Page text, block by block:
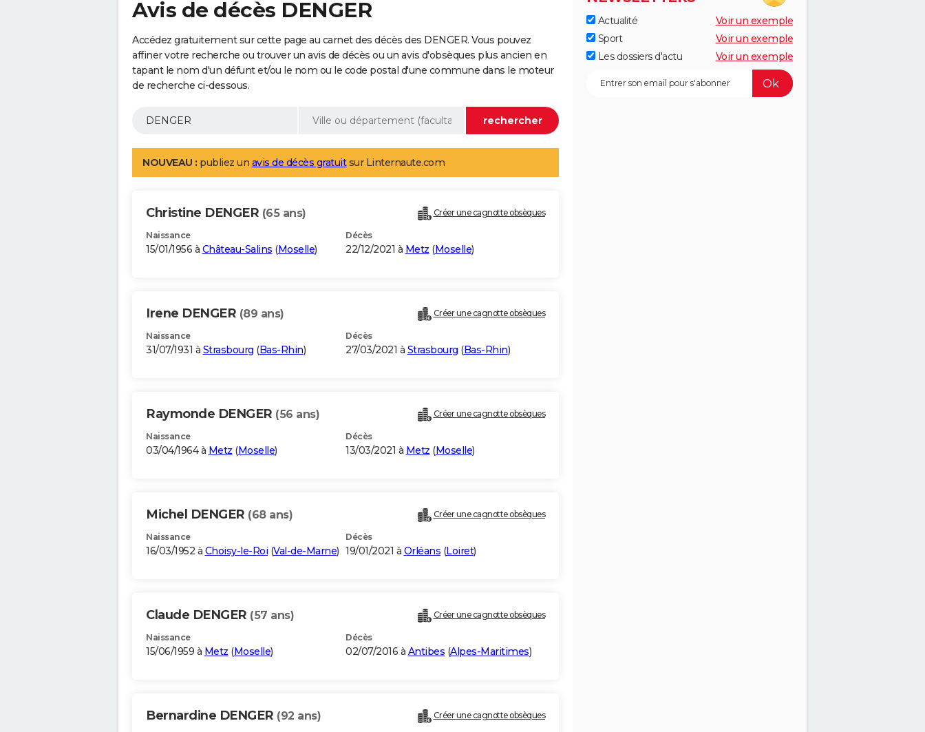
Avis de décès DENGER
Accédez gratuitement sur cette page au carnet des décès des DENGER. Vous pouvez
affiner votre recherche ou trouver un avis de décès ou un avis d'obsèques plus ancien en
tapant le nom d'un défunt et/ou le nom ou le code postal d'une commune dans le moteur
de recherche ci-dessous.
NOUVEAU : publiez un avis de décès gratuitsur Linternaute.com
Christine DENGER (65 ans) Créer une cagnotte obsèques
Naissance
15/01/1956 à Château-Salins (Moselle)
Décès
22/12/2021 à Metz (Moselle)
Irene DENGER (89 ans) Créer une cagnotte obsèques
Naissance
31/07/1931 à Strasbourg (Bas-Rhin)
Décès
27/03/2021 à Strasbourg (Bas-Rhin)
Raymonde DENGER (56 ans) Créer une cagnotte obsèques
Naissance
03/04/1964 à Metz (Moselle)
Décès
13/03/2021 à Metz (Moselle)
Michel DENGER (68 ans) Créer une cagnotte obsèques
Naissance
16/03/1952 à Choisy-le-Roi (Val-de-Marne)
Décès
19/01/2021 à Orléans (Loiret)
Claude DENGER (57 ans) Créer une cagnotte obsèques
Naissance
15/06/1959 à Metz (Moselle)
Décès
02/07/2016 à Antibes (Alpes-Maritimes)
Bernardine DENGER (92 ans) Créer une cagnotte obsèques
Actualité
Voir un exemple
Sport
Voir un exemple
Les dossiers d'actu
Voir un exemple